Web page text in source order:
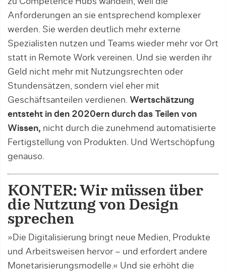
Anforderungen an sie entsprechend komplexer
werden. Sie werden deut­lich mehr externe
Spezialisten nutzen und Teams wieder mehr vor Ort
statt in Remote Work vereinen. Und sie werden ihr
Geld nicht mehr mit Nutzungsrechten oder
Stundensätzen, son­dern viel eher mit
Geschäftsanteilen verdienen. Wertschätzung
entsteht in den 2020ern durch das Teilen von
Wissen, nicht durch die zunehmend automa­tisierte
Fertigstellung von Produkten. Und Wertschöpfung
genauso.
KONTER: Wir müssen über
die Nutzung von Design
sprechen
»Die Digitalisierung bringt neue Medien, Produk­te
und Arbeitsweisen hervor – und erfordert andere
Monetarisierungsmodelle.« Und sie erhöht die